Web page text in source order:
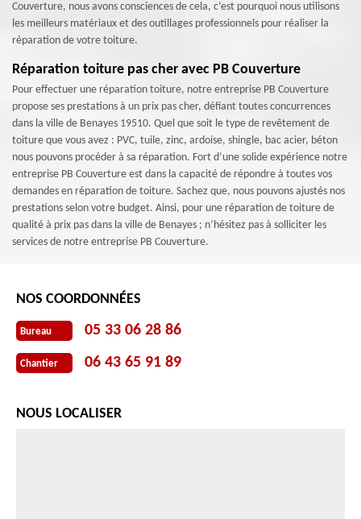
Couverture, nous avons consciences de cela, c’est pourquoi nous utilisons
les meilleurs matériaux et des outillages professionnels pour réaliser la
réparation de votre toiture.
Réparation toiture pas cher avec PB Couverture
Pour effectuer une réparation toiture, notre entreprise PB Couverture
propose ses prestations à un prix pas cher, défiant toutes concurrences
dans la ville de Benayes 19510. Quel que soit le type de revêtement de
toiture que vous avez : PVC, tuile, zinc, ardoise, shingle, bac acier, béton
nous pouvons procéder à sa réparation. Fort d’une solide expérience notre
entreprise PB Couverture est dans la capacité de répondre à toutes vos
demandes en réparation de toiture. Sachez que, nous pouvons ajustés nos
prestations selon votre budget. Ainsi, pour une réparation de toiture de
qualité à prix pas dans la ville de Benayes ; n’hésitez pas à solliciter les
services de notre entreprise PB Couverture.
NOS COORDONNÉES
Bureau 05 33 06 28 86
Chantier 06 43 65 91 89
NOUS LOCALISER